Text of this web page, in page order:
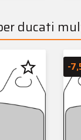
ducati
star_border -